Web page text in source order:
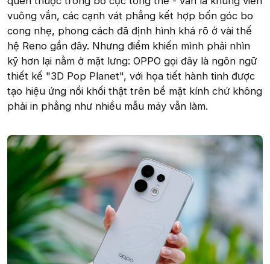
vuông vắn, các cạnh vát phẳng kết hợp bốn góc bo
cong nhẹ, phong cách đã định hình khá rõ ở vài thế
hệ Reno gần đây. Nhưng điểm khiến mình phải nhìn
kỹ hơn lại nằm ở mặt lưng: OPPO gọi đây là ngôn ngữ
thiết kế "3D Pop Planet", với họa tiết hành tinh được
tạo hiệu ứng nổi khối thật trên bề mặt kính chứ không
phải in phẳng như nhiều mẫu máy vẫn làm.